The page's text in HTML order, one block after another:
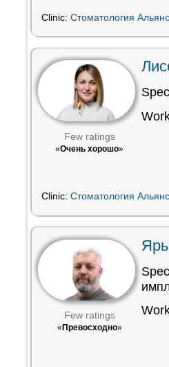
Clinic:Стоматология
Few ratings
«Очень хорошо»
Clinic:Стоматология
Few ratings
« Превосходно»